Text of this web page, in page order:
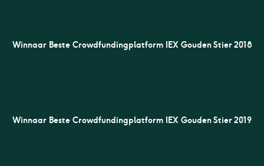
Winnaar Beste Crowdfundingplatform IEX Gouden Stier 2018
Winnaar Beste Crowdfundingplatform IEX Gouden Stier 2019